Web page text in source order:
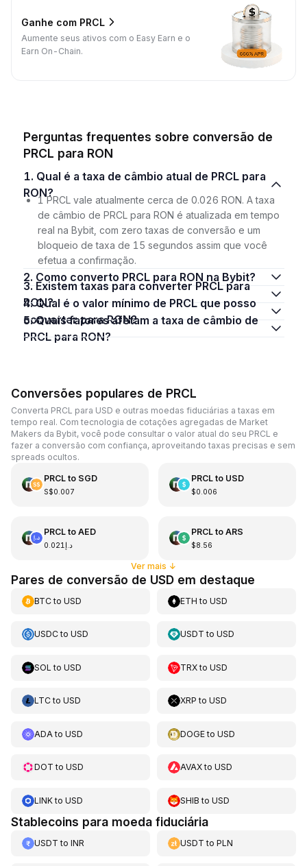
Ganhe com PRCL
Aumente seus ativos com o Easy Earn e o
Earn On-Chain.
Perguntas frequentes sobre conversão de
PRCL para RON
1. Qual é a taxa de câmbio atual de PRCL para
RON?
1 PRCL vale atualmente cerca de 0.026 RON. A taxa
de câmbio de PRCL para RON é atualizada em tempo
real na Bybit, com zero taxas de conversão e um
bloqueio de taxa de 15 segundos assim que você
efetua a confirmação.
2. Como converto PRCL para RON na Bybit?
3. Existem taxas para converter PRCL para
RON?
4. Qual é o valor mínimo de PRCL que posso
converter para RON?
5. Quais fatores afetam a taxa de câmbio de
PRCL para RON?
Conversões populares de PRCL
Converta PRCL para USD e outras moedas fiduciárias a taxas em
tempo real. Com tecnologia de cotações agregadas de Market
Makers da Bybit, você pode consultar o valor atual do seu PRCL e
fazer a conversão com confiança, aproveitando taxas precisas e sem
spreads ocultos.
PRCLto SGD
S$0.007
PRCLto USD
$0.006
PRCLto AED
د.إ0.021
PRCLto ARS
$8.56
Ver mais ↓
Pares de conversão de USD em destaque
BTCto USD ETH toUSD
USDCto USD USDT toUSD
SOL to USD TRXtoUSD
LTCto USD XRP toUSD
ADA to USD DOGEtoUSD
DOT to USD AVAXtoUSD
LINKto USD SHIB toUSD
Stablecoins para moeda fiduciária
USDT to INR USDT toPLN